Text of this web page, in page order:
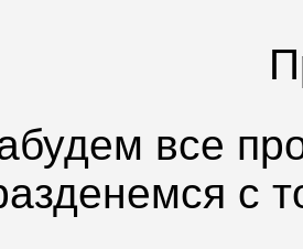
все
с